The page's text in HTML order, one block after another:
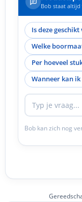
Bob staat
Is deze
Welke
Per hoeveel
Wanneer kan
Bob kan zich nog